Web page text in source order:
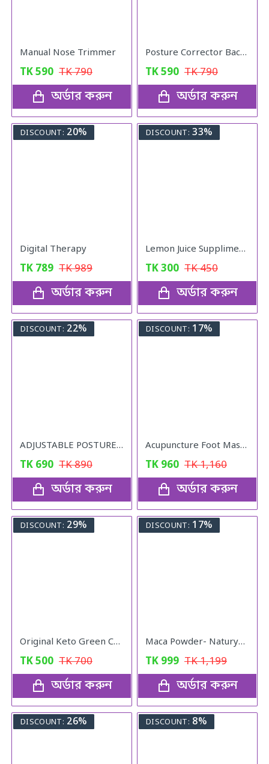
Manual Nose Trimmer
TK590 TK790
অর্ডার করুন
Posture Corrector Back Adjustable Posture
TK590 TK790
অর্ডার করুন
DISCOUNT: 20%
Digital Therapy
TK 789 TK989
অর্ডার করুন
DISCOUNT: 33%
Lemon Juice Suppliment Weight Loss Lemon Juice 120g
TK300 TK450
অর্ডার করুন
DISCOUNT: 22%
ADJUSTABLE POSTURE Back Support Belt (UNISEX)
TK 690 TK890
অর্ডার করুন
DISCOUNT: 17%
Acupuncture Foot Massager
TK 960 TK1,160
অর্ডার করুন
DISCOUNT: 29%
Original Keto Green Coffee weight loss
TK500 TK700
অর্ডার করুন
DISCOUNT: 17%
Maca Powder- Naturya Organic
TK 999 TK1,199
অর্ডার করুন
DISCOUNT: 26% DISCOUNT: 8%